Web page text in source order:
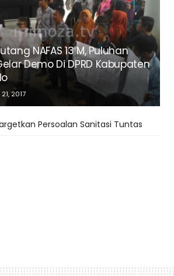
NAFAS 13 M, Puluhan
Demo Di DPRD Kabupaten
2017
Persoalan Sanitasi Tuntas